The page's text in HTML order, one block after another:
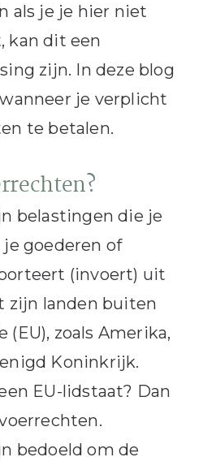
als je je hier niet
kan dit een
zijn. In deze blog
je verplicht
te betalen.
belastingen die je
goederen of
(invoert) uit
zijn landen buiten
(EU), zoals Amerika,
Koninkrijk.
EU-lidstaat? Dan
bedoeld om de